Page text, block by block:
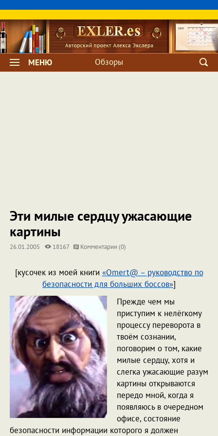
МЕНЮ Обзоры
Эти милые сердцу ужасающие
картины
26.01.2005 18167 Комментарии (0)
[кусочек из моей книги «Omert@ – руководство по
безопасности для больших боссов»]
Прежде чем мы
приступим к нелёгкому
процессу переворота в
твоём сознании,
поговорим о том, какие
милые сердцу, хотя и
слегка ужасающие разум
картины открываются
передо мной, когда я
появляюсь в очередном
офисе, состояние
безопасности информации которого я должен